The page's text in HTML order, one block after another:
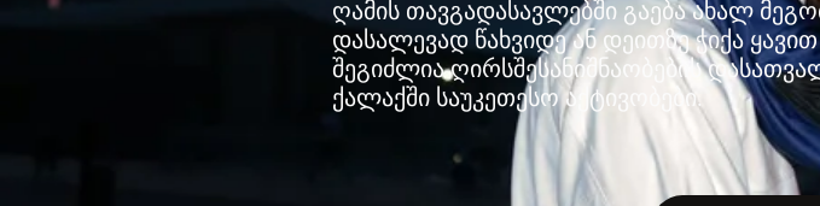
ღამის თავგადასავლებში გაება ახალ
დასალევად წახვიდე ან დეითზე ჭიქა
შეგიძლია ღირსშესანიშნაობების
ქალაქში საუკეთესო აქტივობები.